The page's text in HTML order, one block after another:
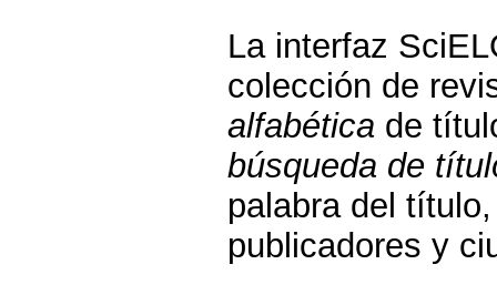
La interfaz
colección de
alfabética de
búsqueda de
palabra del
publicadores y